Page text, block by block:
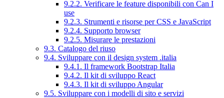
9.2.2. Verificare le feature disponibili con Can I
use
9.2.3. Strumenti e risorse per CSS e JavaScript
9.2.4. Supporto browser
9.2.5. Misurare le prestazioni
9.3. Catalogo del riuso
9.4. Sviluppare con il design system .italia
9.4.1. Il framework Bootstrap Italia
9.4.2. Il kit di sviluppo React
9.4.3. Il kit di sviluppo Angular
9.5. Sviluppare con i modelli di sito e servizi